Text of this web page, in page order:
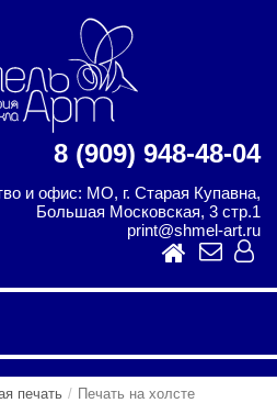
8 (909) 948-48-04
и офис: МО, г. Старая Купавна,
Большая Московская, 3 стр.1
print@shmel-art.ru
печать Печать на холсте